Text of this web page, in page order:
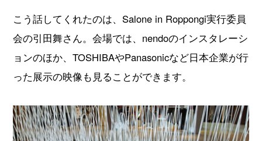
こう話してくれたのは、Salone in Roppongi実行委員
会の引田舞さん。会場では、nendoのインスタレーシ
ョンのほか、TOSHIBAやPanasonicなど日本企業が行
った展示の映像も見ることができます。